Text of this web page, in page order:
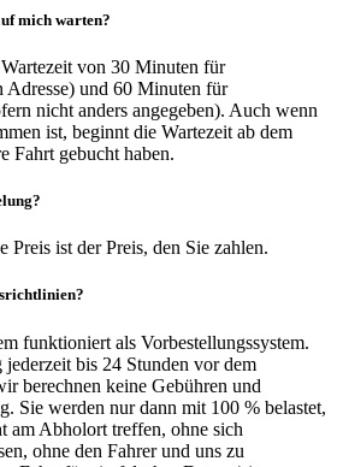
mich warten?
von 30 Minuten für
Adresse) und 60 Minuten für
nicht anders angegeben). Auch wenn
ist, beginnt die Wartezeit ab dem
Fahrt gebucht haben.
Preis ist der Preis, den Sie zahlen.
funktioniert als Vorbestellungssystem.
bis 24 Stunden vor dem
berechnen keine Gebühren und
Sie werden nur dann mit 100 % belastet,
am Abholort treffen, ohne sich
ohne den Fahrer und uns zu